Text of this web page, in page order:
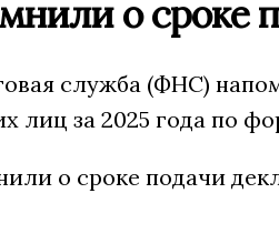
о сроке
служба (ФНС)
лиц за 2025 года по